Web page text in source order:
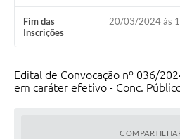
Agenda
Reforma Agrária
Coleta Seletiva
Fim das
Inscrições
20/03/2024 às
Edital de Convocação nº 036/
em caráter efetivo - Conc.